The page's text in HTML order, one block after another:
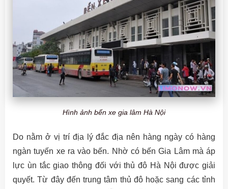
Hình ảnh bến xe gia lâm Hà Nội
Do nằm ở vị trí địa lý đắc địa nên hàng ngày có hàng
ngàn tuyến xe ra vào bến. Nhờ có bến Gia Lâm mà áp
lực ùn tắc giao thông đối với thủ đô Hà Nội được giải
quyết. Từ đây đến trung tâm thủ đô hoặc sang các tỉnh